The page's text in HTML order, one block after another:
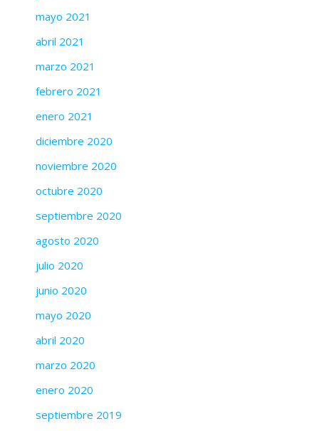
mayo 2021
abril 2021
marzo 2021
febrero 2021
enero 2021
diciembre 2020
noviembre 2020
octubre 2020
septiembre 2020
agosto 2020
julio 2020
junio 2020
mayo 2020
abril 2020
marzo 2020
enero 2020
septiembre 2019